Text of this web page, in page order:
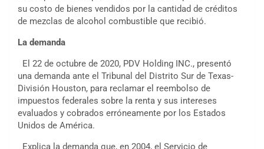
su costo de bienes vendidos por la cantidad de créditos
de mezclas de alcohol combustible que recibió.
La demanda
El 22 de octubre de 2020, PDV Holding INC., presentó
una demanda ante el Tribunal del Distrito Sur de Texas-
División Houston, para reclamar el reembolso de
impuestos federales sobre la renta y sus intereses
evaluados y cobrados erróneamente por los Estados
Unidos de América.